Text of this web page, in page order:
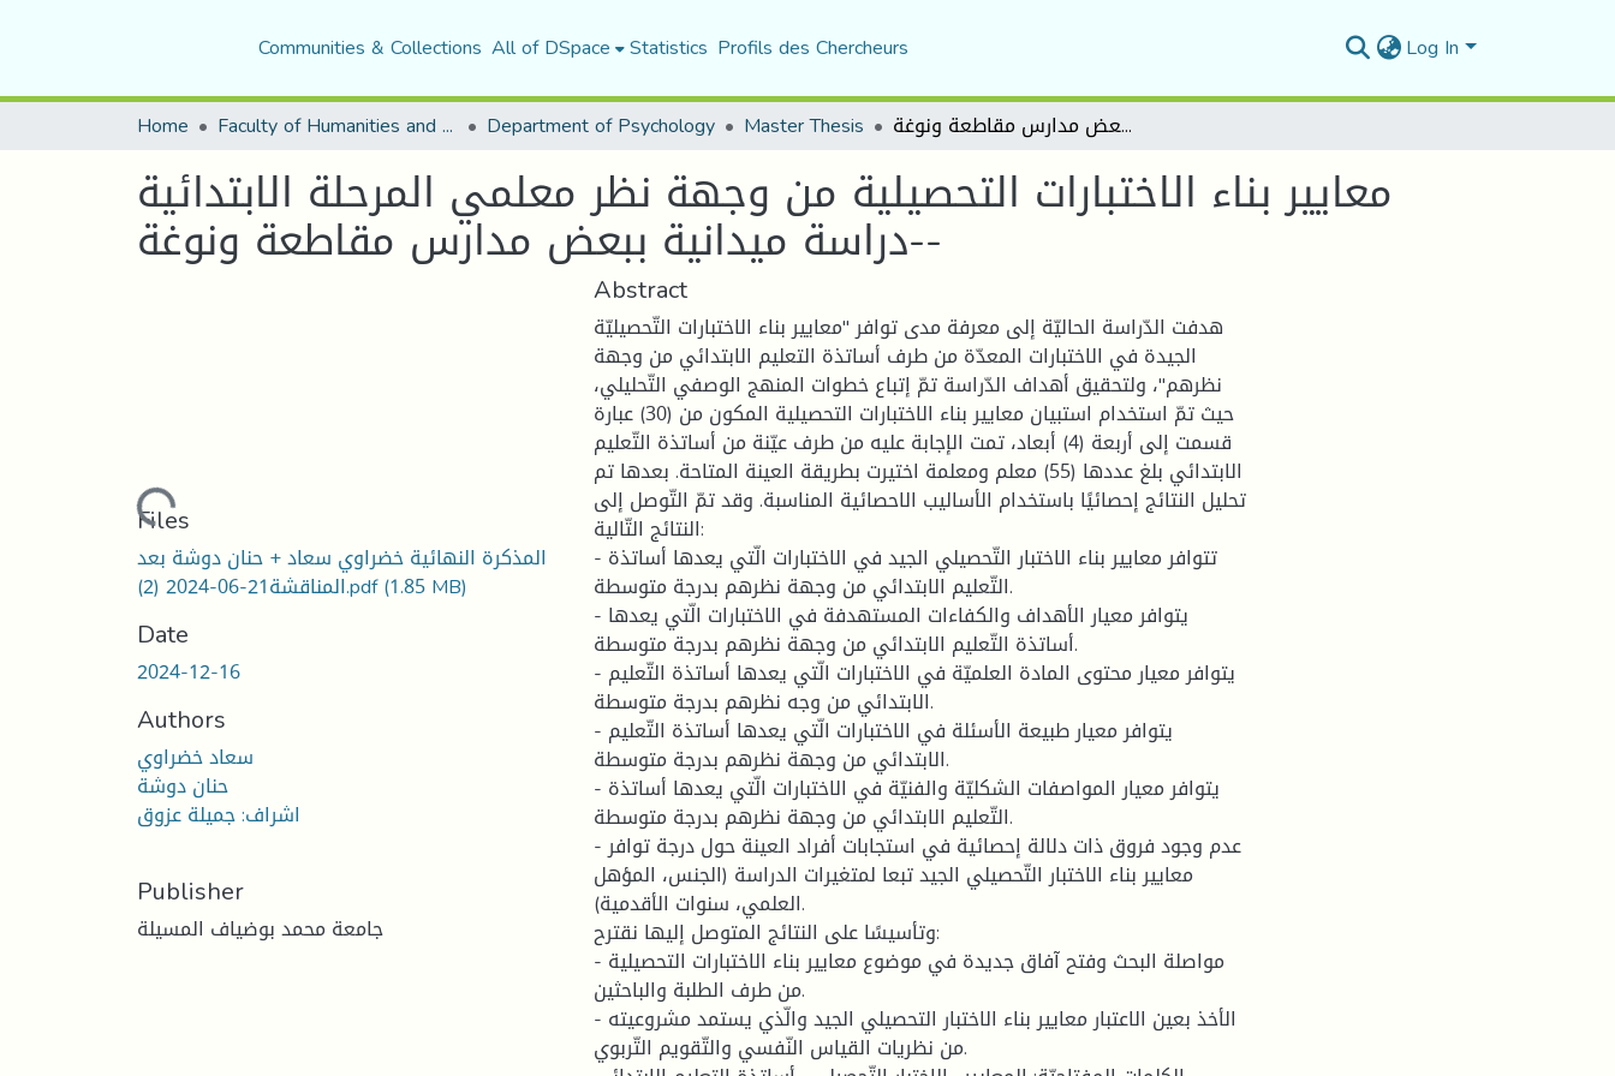
Communities & Collections All of DSpace Statistics Profils des Chercheurs Log In
Home Faculty of Humanities and Social Sciences Department of Psychology Master Thesis معايير بناء الاختبارات التحصيلية من وجهة نظر معلمي المرحلة الابتدائية -دراسة ميدانية ببعض مدارس مقاطعة ونوغة-
معايير بناء الاختبارات التحصيلية من وجهة نظر معلمي المرحلة الابتدائية
-دراسة ميدانية ببعض مدارس مقاطعة ونوغة-
Loading...
Files
المذكرة النهائية خضراوي سعاد + حنان دوشة بعد
المناقشة21-06-2024 (2).pdf(1.85 MB)
Date
2024-12-16
Authors
سعاد خضراوي
حنان دوشة
اشراف: جميلة عزوق
Publisher
جامعة محمد بوضياف المسيلة
Abstract
هدفت الدّراسة الحاليّة إلى معرفة مدى توافر "معايير بناء الاختبارات التّحصيليّة
الجيدة في الاختبارات المعدّة من طرف أساتذة التعليم الابتدائي من وجهة
نظرهم"، ولتحقيق أهداف الدّراسة تمّ إتباع خطوات المنهج الوصفي التّحليلي،
حيث تمّ استخدام استبيان معايير بناء الاختبارات التحصيلية المكون من (30) عبارة
قسمت إلى أربعة (4) أبعاد، تمت الإجابة عليه من طرف عيّنة من أساتذة التّعليم
الابتدائي بلغ عددها (55) معلم ومعلمة اختيرت بطريقة العينة المتاحة. بعدها تم
تحليل النتائج إحصائيًا باستخدام الأساليب الاحصائية المناسبة. وقد تمّ التّوصل إلى
النتائج التّالية:
- تتوافر معايير بناء الاختبار التّحصيلي الجيد في الاختبارات الّتي يعدها أساتذة
التّعليم الابتدائي من وجهة نظرهم بدرجة متوسطة.
- يتوافر معيار الأهداف والكفاءات المستهدفة في الاختبارات الّتي يعدها
أساتذة التّعليم الابتدائي من وجهة نظرهم بدرجة متوسطة.
- يتوافر معيار محتوى المادة العلميّة في الاختبارات الّتي يعدها أساتذة التّعليم
الابتدائي من وجه نظرهم بدرجة متوسطة.
- يتوافر معيار طبيعة الأسئلة في الاختبارات الّتي يعدها أساتذة التّعليم
الابتدائي من وجهة نظرهم بدرجة متوسطة.
- يتوافر معيار المواصفات الشكليّة والفنيّة في الاختبارات الّتي يعدها أساتذة
التّعليم الابتدائي من وجهة نظرهم بدرجة متوسطة.
- عدم وجود فروق ذات دلالة إحصائية في استجابات أفراد العينة حول درجة توافر
معايير بناء الاختبار التّحصيلي الجيد تبعا لمتغيرات الدراسة (الجنس، المؤهل
العلمي، سنوات الأقدمية).
وتأسيسًا على النتائج المتوصل إليها نقترح:
- مواصلة البحث وفتح آفاق جديدة في موضوع معايير بناء الاختبارات التحصيلية
من طرف الطلبة والباحثين.
- الأخذ بعين الاعتبار معايير بناء الاختبار التحصيلي الجيد والّذي يستمد مشروعيته
من نظريات القياس النّفسي والتّقويم التّربوي.